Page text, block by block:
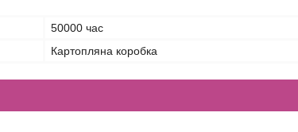
50000 час
Картопляна коробка